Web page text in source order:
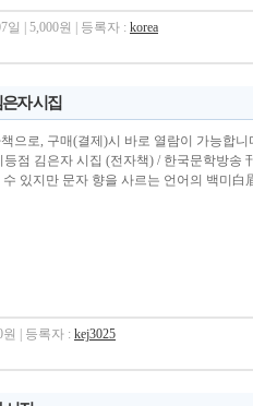
일 | 5,000원 | 등록자 : korea
자 시집
책으로, 구매(결제)시 바로 열람이 가능합
등점 김은자 시집 (전자책) / 한국문학방
있지만 문자 향을 사르는 언어의 백미白
원 | 등록자 : kej3025